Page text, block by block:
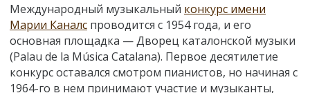
Международный музыкальный конкурс имени
Марии Каналс проводится с 1954 года, и его
основная площадка — Дворец каталонской музыки
(Palau de la Música Catalana). Первое десятилетие
конкурс оставался смотром пианистов, но начиная с
1964-го в нем принимают участие и музыканты,